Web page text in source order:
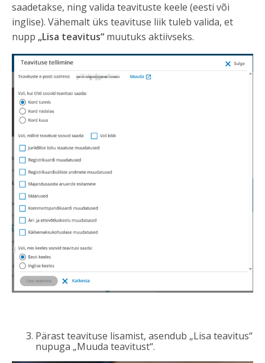
saadetakse, ning valida teavituste keele (eesti või
inglise). Vähemalt üks teavituse liik tuleb valida, et
nupp „Lisa teavitus“ muutuks aktiivseks.
Pärast teavituse lisamist, asendub „Lisa teavitus“
nupuga „Muuda teavitust“.